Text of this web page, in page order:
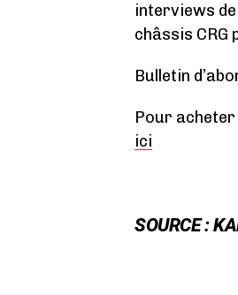
interviews
châssis CRG
Bulletin
Pour acheter
ici
SOURCE :